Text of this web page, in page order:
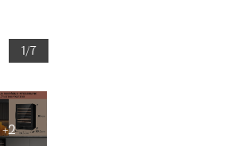
1/7
+2